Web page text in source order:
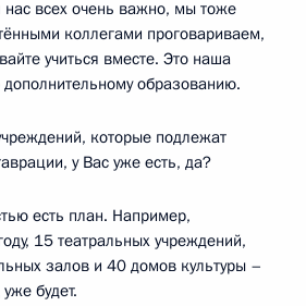
нас всех очень важно, мы тоже
коллегами проговариваем,
учиться вместе. Это наша
дополнительному образованию.
которые подлежат
у Вас уже есть, да?
есть план. Например,
15 театральных учреждений,
залов и 40 домов культуры –
будет.